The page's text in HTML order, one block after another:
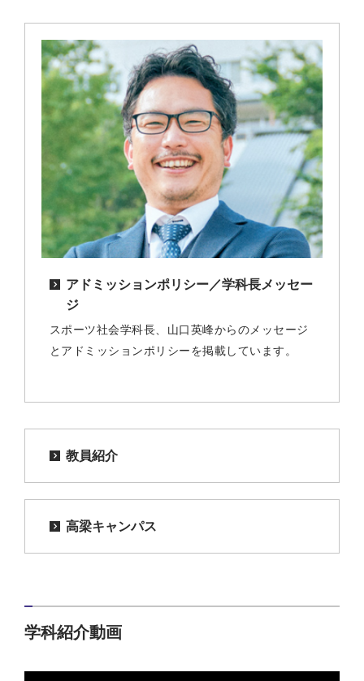
アドミッションポリシー／学科長メッセー
ジ
スポーツ社会学科長、山口英峰からのメッセージ
とアドミッションポリシーを掲載しています。
教員紹介
高梁キャンパス
学科紹介動画